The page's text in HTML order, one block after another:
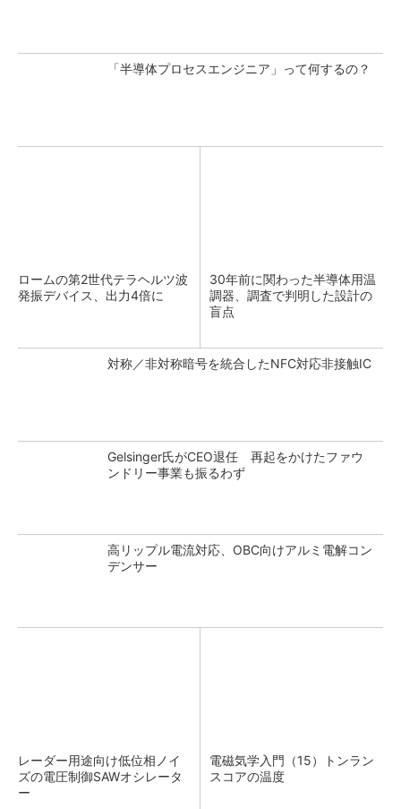
「半導体プロセスエンジニア」って何するの？
ロームの第2世代テラヘルツ波
発振デバイス、出力4倍に
30年前に関わった半導体用温
調器、調査で判明した設計の
盲点
対称／非対称暗号を統合したNFC対応非接触IC
Gelsinger氏がCEO退任 再起をかけたファウ
ンドリー事業も振るわず
高リップル電流対応、OBC向けアルミ電解コン
デンサー
レーダー用途向け低位相ノイ
ズの電圧制御SAWオシレータ
ー
電磁気学入門（15）トンラン
スコアの温度